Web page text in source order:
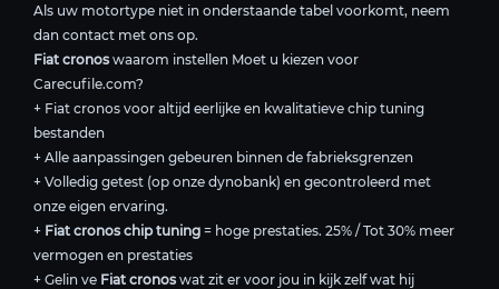
Als uw motortype niet in onderstaande tabel voorkomt, neem
dan contact met ons op.
Fiat cronos waarom instellen Moet u kiezen voor
Carecufile.com?
+ Fiat cronos voor altijd eerlijke en kwalitatieve chip tuning
bestanden
+ Alle aanpassingen gebeuren binnen de fabrieksgrenzen
+ Volledig getest (op onze dynobank) en gecontroleerd met
onze eigen ervaring.
+ Fiat cronos chip tuning = hoge prestaties. 25% / Tot 30% meer
vermogen en prestaties
+ Gelin ve Fiat cronos wat zit er voor jou in kijk zelf wat hij